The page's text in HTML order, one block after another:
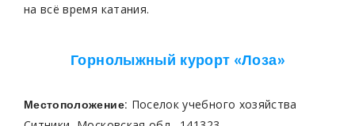
на всё время катания.
Горнолыжный курорт «Лоза»
Местоположение: Поселок учебного хозяйства